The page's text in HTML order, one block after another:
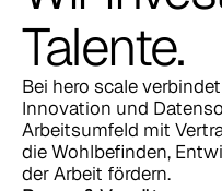
Talente.
Bei hero scale
Innovation und
Arbeitsumfeld mit
die Wohlbefinden,
der Arbeit fördern.